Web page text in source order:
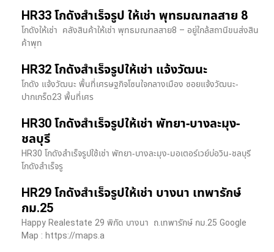
HR33 โกดังสำเร็จรูป ให้เช่า พุทธมณฑลสาย 8
โกดังให้เช่า คลังสินค้าให้เช่า พุทธมณฑลสาย8 – อยู่ใกล้สถานีขนส่งสิน
ค้าพุท
HR32 โกดังสำเร็จรูปให้เช่า แจ้งวัฒนะ
โกดัง แจ้งวัฒนะ พื้นที่เศรษฐกิจโซนใจกลางเมือง ซอยแจ้งวัฒนะ-
ปากเกร็ด23 พื้นที่เศร
HR30 โกดังสำเร็จรูปให้เช่า พัทยา-บางละมุง-
ชลบุรี
HR30 โกดังสำเร็จรูปใช้เช่า พัทยา-บางละมุง-มอเตอร์เวย์บ่อวิน-ชลบุรี
โกดังสำเร็จรู
HR29 โกดังสำเร็จรูปให้เช่า บางนา เทพารักษ์
กม.25
Happy Realestate 29 พิกัด บางนา​ ถ.เทพารักษ์ กม.25 Google
Map : ​https://maps.a